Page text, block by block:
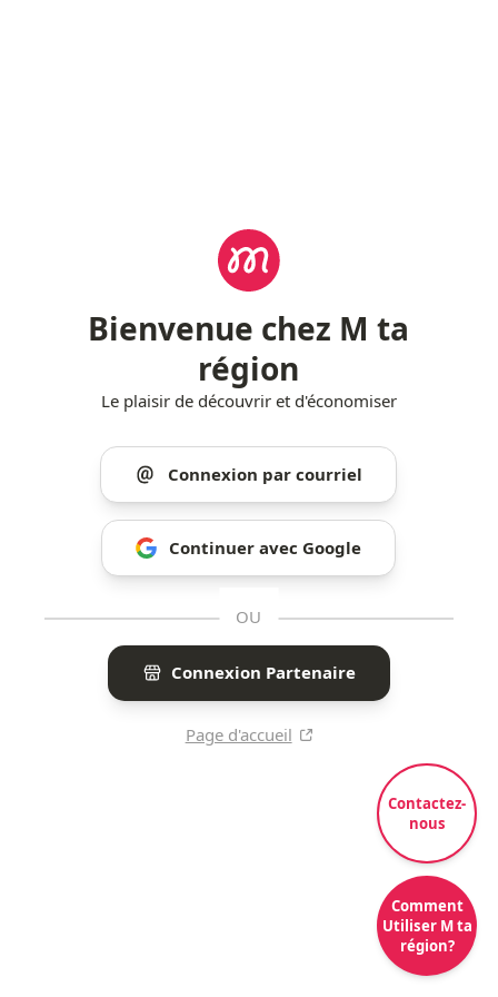
Bienvenue chez M ta
région
Le plaisir de découvrir et d'économiser
Connexion par courriel
Continuer avec Google
OU
Connexion Partenaire
Page d'accueil
Contactez-
nous
Comment
Utiliser M ta
région?